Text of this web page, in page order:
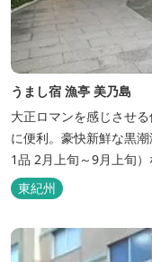
うまし宿 漁亭 美乃島
大正ロマンを感じさせ
に便利。豪快新鮮な黒
1品 2月上旬～9月上旬）
東紀州